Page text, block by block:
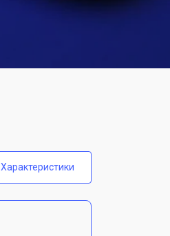
Характеристики